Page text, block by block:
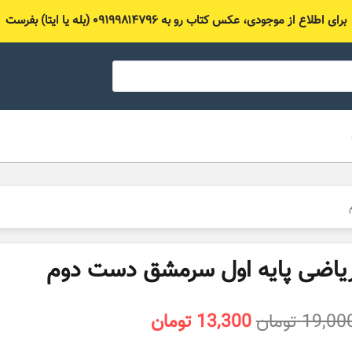
برای اطلاع از موجودی، عکس کتاب رو به ۰۹۱۹۹۸۱۴۷۹۶ (بله یا ایتا) بفرست
پایه اول سرمشق دست دوم
تومانقیمت
13,300 تومان